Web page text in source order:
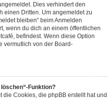
Dies verhindert den
einen Dritten. Um angemeldet zu
bleiben“ beim Anmelden
wenn du dich an einem öffentlichen
befindest. Wenn diese Option
vermutlich von der Board-
Funktion?
die Cookies, die phpBB erstellt hat und